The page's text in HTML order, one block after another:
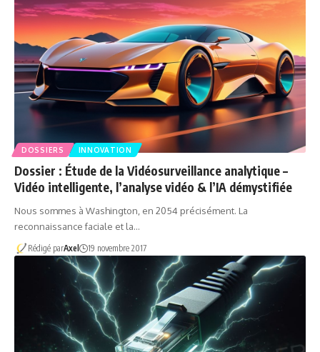
DOSSIERS INNOVATION
Dossier : Étude de la Vidéosurveillance analytique –
Vidéo intelligente, l’analyse vidéo & l’IA démystifiée
Nous sommes à Washington, en 2054 précisément. La
reconnaissance faciale et la…
Rédigé parAxel 19 novembre 2017